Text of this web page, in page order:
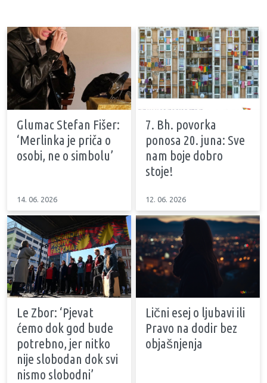
Glumac Stefan Fišer:
‘Merlinka je priča o
osobi, ne o simbolu’
14. 06. 2026
7. Bh. povorka
ponosa 20. juna: Sve
nam boje dobro
stoje!
12. 06. 2026
Le Zbor: ‘Pjevat
ćemo dok god bude
potrebno, jer nitko
nije slobodan dok svi
nismo slobodni’
Lični esej o ljubavi ili
Pravo na dodir bez
objašnjenja